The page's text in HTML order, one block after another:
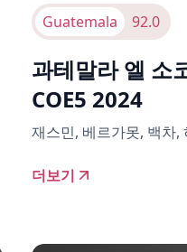
Guatemala 92.0
과테말라 엘 소
COE5 2024
재스민, 베르가못, 백차,
더보기